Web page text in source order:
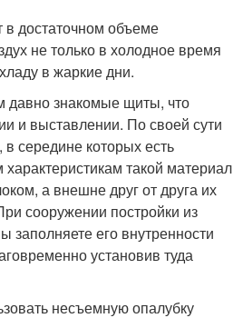
в достаточном объеме
не только в холодное время
в жаркие дни.
давно знакомые щиты, что
и выставлении. По своей сути
в середине которых есть
такой материал
а внешне друг от друга их
сооружении постройки из
заполняете его внутренности
установив туда
несъемную опалубку